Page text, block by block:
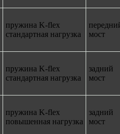
пружина K-flex
стандартная нагрузка
мост
пружина K-flex
стандартная нагрузка
задний
мост
пружина K-flex
повышенная нагрузка
задний
мост